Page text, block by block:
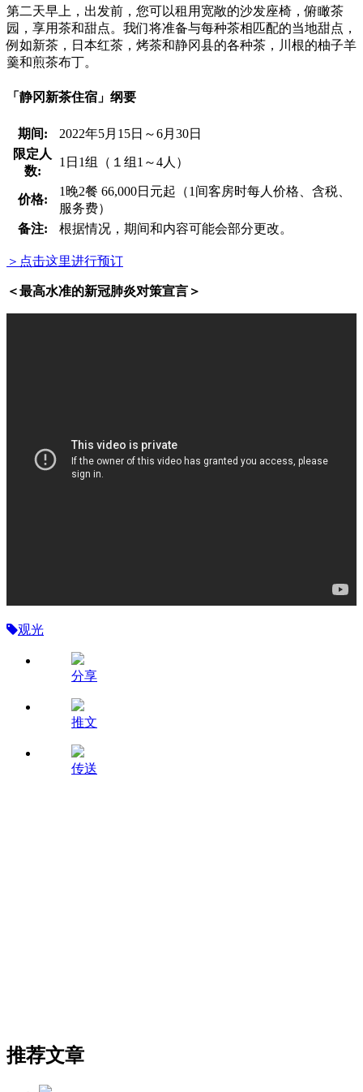
第二天早上，出发前，您可以租用宽敞的沙发座椅，俯瞰茶
园，享用茶和甜点。我们将准备与每种茶相匹配的当地甜点，
例如新茶，日本红茶，烤茶和静冈县的各种茶，川根的柚子羊
羹和煎茶布丁。
「静冈新茶住宿」纲要
期间:
2022年5月15日～6月30日
限定人
数:
1日1组（１组1～4人）
价格:
1晚2餐 66,000日元起（1间客房时每人价格、含税、
服务费）
备注:
根据情况，期间和内容可能会部分更改。
＞点击这里进行预订
＜最高水准的新冠肺炎对策宣言＞
观光
分享
推文
传送
推荐文章